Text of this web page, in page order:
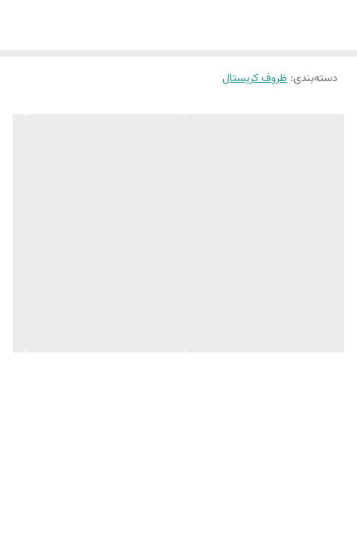
دسته‌بندی: ظروف کریستال